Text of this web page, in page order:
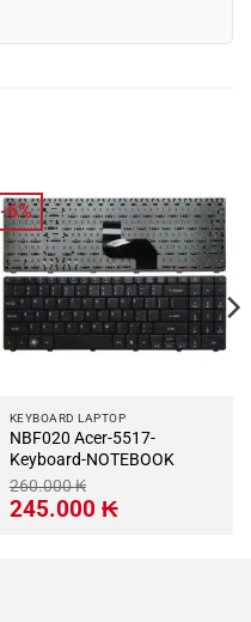
-6%
KEYBOARD LAPTOP
NBF020 Acer-5517-
Keyboard-NOTEBOOK
260.000₭
Giá
gốc
245.000 ₭Giá
hiện